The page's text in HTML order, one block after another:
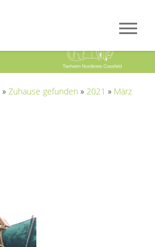
» Zuhause gefunden » 2021 » März